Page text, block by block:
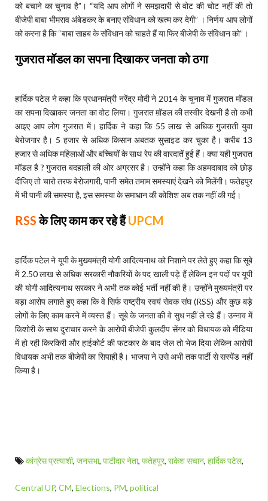
को बचाने का चुनाव है”। “यदि आप लोगों ने समझदारी से वोट की चोट नहीं की तो
बीजेपी बाबा भीमराव अंबेडकर के बनाए संविधान को खत्म कर देगी” । निर्णय आप लोगों
को करना है कि “बाबा साहब के संविधान को चाहते हैं या फिर बीजेपी के संविधान को”।
गुजरात मॉडल का सपना दिखाकर जनता को ठगा
हार्दिक पटेल ने कहा कि प्रधानमंत्री नरेंद्र मोदी ने 2014 के चुनाव में गुजरात मॉडल
का सपना दिखाकर जनता का वोट लिया। गुजरात म़ॉडल की तस्वीर देखनी है तो कभी
आइए आप लोग गुजरात में। हार्दिक ने कहा कि 55 लाख से अधिक गुजराती युवा
बेरोजगार है। 5 हजार से अधिक किसान अबतक सुसाइड कर चुका है। करीब 13
हजार से अधिक महिलाओं और बच्चियों के साथ रेप की वारदातें हुई हैं। क्या यही गुजरात
मॉडल है ? गुजरात बदहाली की ओर अग्रसर है। उन्होंने कहा कि अहमदाबाद को छोड़
दीजिए तो चारो तरफ बेरोजगारी, पानी समेत तमाम समस्याएं देखने को मिलेंगी। फतेहपुर
में भी पानी की समस्या है, इस समस्या के समाधान की कोशिश अब तक नहीं की गई।
RSS के लिए काम कर रहे हैंUPCM
हार्दिक पटेल ने यूपी के मुख्यमंत्री योगी आदित्यनाथ को निशाने पर लेते हुए कहा कि सूबे
में 2.50 लाख से अधिक सरकारी नौकरियों के पद खाली पड़े हैं लेकिन इन पदों पर यूपी
की योगी आदित्यनाथ सरकार ने अभी तक कोई भर्ती नहीं की है। उन्होंने मुख्यमंत्री पर
बड़ा आरोप लगाते हुए कहा कि वे सिर्फ राष्ट्रीय स्वयं सेवक संघ (RSS) और कुछ बड़े
लोगों के लिए काम करने में व्यस्त हैं। सूबे के जनता की वे सुध नहीं ले रहे हैं। उन्नाव में
किशोरी के साथ दुराचार करने के आरोपी बीजेपी कुलदीप सेंगर को विधायक को मीडिया
में हो रही किरकिरी और हाईकोर्ट की फटकार के बाद जेल तो भेज दिया लेकिन आरोपी
विधायक अभी तक बीजेपी का सिपाही है। भाजपा ने उसे अभी तक पार्टी से सस्पेंड नहीं
किया है।
कांग्रेस प्रत्याशी, जनसभा, पाटीदार नेता, फतेहपुर, राकेश सचान, हार्दिक पटेल,
Central UP, CM, Elections, PM, political